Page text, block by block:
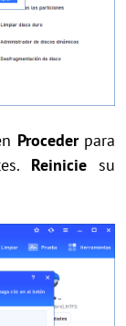
Proceder para
Reiniciesu